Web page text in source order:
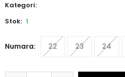
Kategori:
Stok: 1
Numara: 22 23 24